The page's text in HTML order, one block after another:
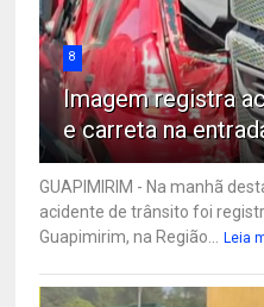
8
Imagem registra
e carreta na
GUAPIMIRIM - Na manhã
acidente de trânsito foi
Guapimirim, na Região...
Leia